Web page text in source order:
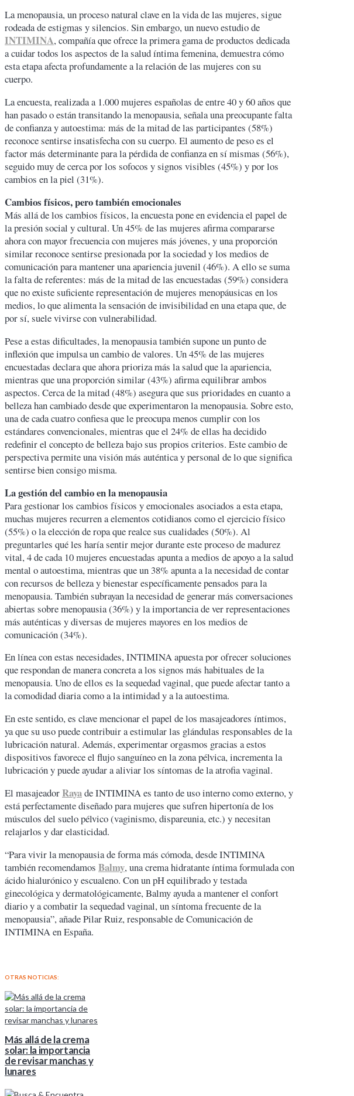
La menopausia, un proceso natural clave en la vida de las mujeres, sigue
rodeada de estigmas y silencios. Sin embargo, un nuevo estudio de
INTIMINA, compañía que ofrece la primera gama de productos dedicada
a cuidar todos los aspectos de la salud íntima femenina, demuestra cómo
esta etapa afecta profundamente a la relación de las mujeres con su
cuerpo.
La encuesta, realizada a 1.000 mujeres españolas de entre 40 y 60 años que
han pasado o están transitando la menopausia, señala una preocupante falta
de confianza y autoestima: más de la mitad de las participantes (58%)
reconoce sentirse insatisfecha con su cuerpo. El aumento de peso es el
factor más determinante para la pérdida de confianza en sí mismas (56%),
seguido muy de cerca por los sofocos y signos visibles (45%) y por los
cambios en la piel (31%).
Cambios físicos, pero también emocionales
Más allá de los cambios físicos, la encuesta pone en evidencia el papel de
la presión social y cultural. Un 45% de las mujeres afirma compararse
ahora con mayor frecuencia con mujeres más jóvenes, y una proporción
similar reconoce sentirse presionada por la sociedad y los medios de
comunicación para mantener una apariencia juvenil (46%). A ello se suma
la falta de referentes: más de la mitad de las encuestadas (59%) considera
que no existe suficiente representación de mujeres menopáusicas en los
medios, lo que alimenta la sensación de invisibilidad en una etapa que, de
por sí, suele vivirse con vulnerabilidad.
Pese a estas dificultades, la menopausia también supone un punto de
inflexión que impulsa un cambio de valores. Un 45% de las mujeres
encuestadas declara que ahora prioriza más la salud que la apariencia,
mientras que una proporción similar (43%) afirma equilibrar ambos
aspectos. Cerca de la mitad (48%) asegura que sus prioridades en cuanto a
belleza han cambiado desde que experimentaron la menopausia. Sobre esto,
una de cada cuatro confiesa que le preocupa menos cumplir con los
estándares convencionales, mientras que el 24% de ellas ha decidido
redefinir el concepto de belleza bajo sus propios criterios. Este cambio de
perspectiva permite una visión más auténtica y personal de lo que significa
sentirse bien consigo misma.
La gestión del cambio en la menopausia
Para gestionar los cambios físicos y emocionales asociados a esta etapa,
muchas mujeres recurren a elementos cotidianos como el ejercicio físico
(55%) o la elección de ropa que realce sus cualidades (50%). Al
preguntarles qué les haría sentir mejor durante este proceso de madurez
vital, 4 de cada 10 mujeres encuestadas apunta a medios de apoyo a la salud
mental o autoestima, mientras que un 38% apunta a la necesidad de contar
con recursos de belleza y bienestar específicamente pensados para la
menopausia. También subrayan la necesidad de generar más conversaciones
abiertas sobre menopausia (36%) y la importancia de ver representaciones
más auténticas y diversas de mujeres mayores en los medios de
comunicación (34%).
En línea con estas necesidades, INTIMINA apuesta por ofrecer soluciones
que respondan de manera concreta a los signos más habituales de la
menopausia. Uno de ellos es la sequedad vaginal, que puede afectar tanto a
la comodidad diaria como a la intimidad y a la autoestima.
En este sentido, es clave mencionar el papel de los masajeadores íntimos,
ya que su uso puede contribuir a estimular las glándulas responsables de la
lubricación natural. Además, experimentar orgasmos gracias a estos
dispositivos favorece el flujo sanguíneo en la zona pélvica, incrementa la
lubricación y puede ayudar a aliviar los síntomas de la atrofia vaginal.
El masajeadorRayade INTIMINA es tanto de uso interno como externo, y
está perfectamente diseñado para mujeres que sufren hipertonía de los
músculos del suelo pélvico (vaginismo, dispareunia, etc.) y necesitan
relajarlos y dar elasticidad.
“Para vivir la menopausia de forma más cómoda, desde INTIMINA
también recomendamos Balmy, una crema hidratante íntima formulada con
ácido hialurónico y escualeno. Con un pH equilibrado y testada
ginecológica y dermatológicamente, Balmy ayuda a mantener el confort
diario y a combatir la sequedad vaginal, un síntoma frecuente de la
menopausia”, añade Pilar Ruiz, responsable de Comunicación de
INTIMINA en España.
OTRAS NOTICIAS:
Más allá de la crema
solar: la importancia
de revisar manchas y
lunares